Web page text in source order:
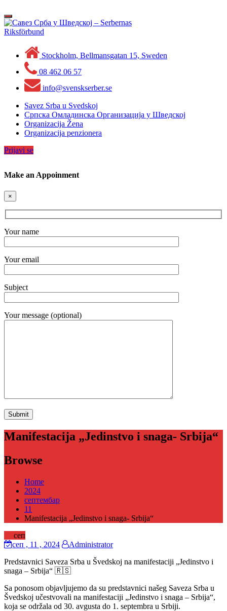
to
content
Toggle
navigation
Stockholm, Bellmansgatan 15, Sweden
08 462 06 57
info@svenskserber.se
Savez Srba u Svedskoj
Српска Омладинска Организација у Шведској
Organizacija Žena
Organizacija penzionera
Prijavi se
Make an Appoinment
×
Your name
Your email
Subject
Your message (optional)
Manifestacija „Jedinstvo i snaga- Srbija“
Browse
Home
2024
септембар
11
Manifestacija „Jedinstvo i snaga- Srbija“
сеп
сеп , 11 , 2024
Administrator
Predstavnici Saveza Srba u Švedskoj na manifestaciji „Jedinstvo i
snaga – Srbija“ 🇷🇸
Sa ponosom objavljujemo da su predstavnici našeg Saveza Srba u
Švedskoj učestvovali na manifestaciji „Jedinstvo i snaga – Srbija“,
koja se održala od 30. avgusta do 1. septembra u Srbiji.